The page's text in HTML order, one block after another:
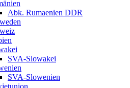
Abk. Rumaenien DDR
SVA-Slowakei
SVA-Slowenien